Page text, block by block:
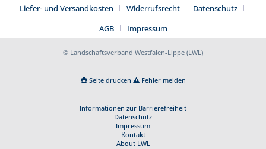
Liefer- und Versandkosten
Widerrufsrecht
Datenschutz
AGB
Impressum
© Landschaftsverband Westfalen-Lippe (LWL)
Seite drucken Fehler melden
Informationen zur Barrierefreiheit
Datenschutz
Impressum
Kontakt
About LWL